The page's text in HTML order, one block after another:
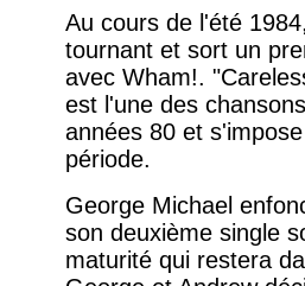
Au cours de l'été
tournant et sort un
avec Wham!.
est l'une des
années 80 et
période.
George Michael
son deuxième single
maturité qui restera